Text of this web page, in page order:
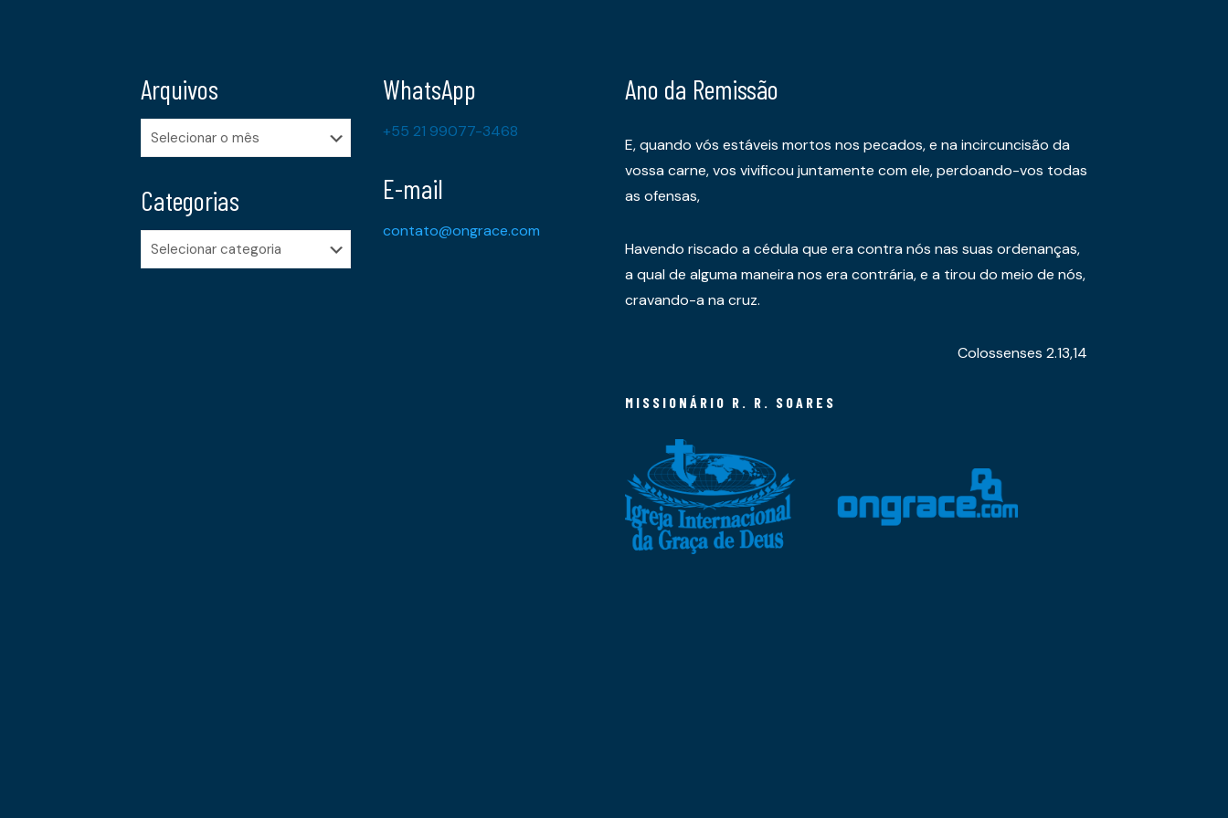
Arquivos
Arquivos
Categorias
Categorias
WhatsApp
+55 21 99077-3468
E-mail
contato@ongrace.com
Ano da Remissão
E, quando vós estáveis mortos nos pecados, e na incircuncisão da
vossa carne, vos vivificou juntamente com ele, perdoando-vos todas
as ofensas,
Havendo riscado a cédula que era contra nós nas suas ordenanças,
a qual de alguma maneira nos era contrária, e a tirou do meio de nós,
cravando-a na cruz.
Colossenses 2.13,14
MISSIONÁRIO R. R. SOARES